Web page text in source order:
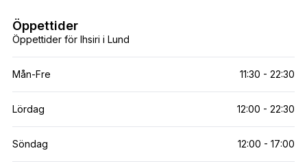
Öppettider för Ihsiri i Lund
Öppettider
Mån-Fre 11:30 - 22:30
Lördag 12:00 - 22:30
Söndag 12:00 - 17:00